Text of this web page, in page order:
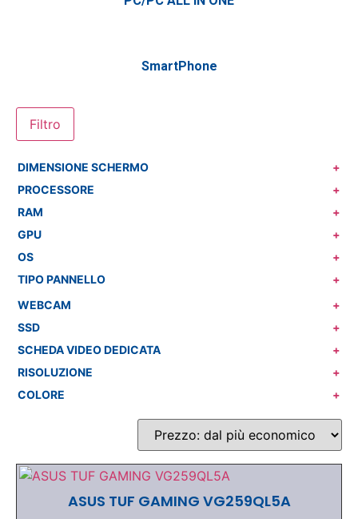
SmartPhone
Filtro
DIMENSIONE SCHERMO
+
PROCESSORE
+
RAM
+
GPU
+
OS
+
TIPO PANNELLO
+
WEBCAM
+
SSD
+
SCHEDA VIDEO DEDICATA
+
RISOLUZIONE
+
COLORE
+
ASUS TUF GAMING VG259QL5A